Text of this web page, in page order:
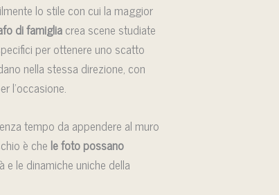
lo stile con cui la maggior
di famigliacrea scene studiate
per ottenere uno scatto
nella stessa direzione, con
l’occasione.
tempo da appendere al muro
è che le foto possano
le dinamiche uniche della